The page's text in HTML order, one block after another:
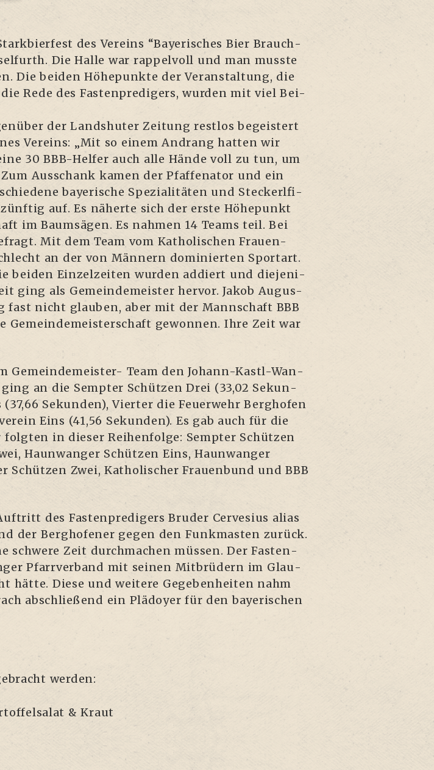
des Ver­eins “Baye­ri­sches Bier Brauch­
Die Hal­le war rap­pel­voll und man muss­te
Die bei­den Höhe­punk­te der Ver­an­stal­tung, die
Rede des Fas­ten­pre­di­gers, wur­den mit viel Bei­
der Lands­hu­ter Zei­tung rest­los begeis­tert
Ver­eins: „Mit so einem Andrang hat­ten wir
30 BBB-Hel­fer auch alle Hän­de voll zu tun, um
Aus­schank kamen der Pfaf­fe­na­tor und ein
baye­ri­sche Spe­zia­li­tä­ten und Ste­ckerl­fi­
auf. Es näher­te sich der ers­te Höhe­punkt
im Baum­sä­gen. Es nah­men 14 Teams teil. Bei
Mit dem Team vom Katho­li­schen Frau­en­
an der von Män­nern domi­nier­ten Sport­art.
bei­den Ein­zel­zei­ten wur­den addiert und die­je­ni­
ging als Gemein­de­meis­ter her­vor. Jakob Augus­
nicht glau­ben, aber mit der Mann­schaft BBB
Gemein­de­meis­ter­schaft gewon­nen. Ihre Zeit war
Gemein­de­meis­ter- Team den Johann-Kastl-Wan­
an die Semp­ter Schüt­zen Drei (33,02 Sekun­
Sekun­den), Vier­ter die Feu­er­wehr Berg­ho­fen
Eins (41,56 Sekun­den). Es gab auch für die
in die­ser Rei­hen­fol­ge: Semp­ter Schüt­zen
Haun­wan­ger Schüt­zen Eins, Haun­wan­ger
Schüt­zen Zwei, Katho­li­scher Frau­en­bund und BBB
des Fas­ten­pre­di­gers Bru­der Cer­ve­si­us ali­as
der Berg­ho­fe­ner gegen den Funk­mas­ten zurück.
schwe­re Zeit durch­ma­chen müs­sen. Der Fas­ten­
Pfarr­ver­band mit sei­nen Mit­brü­dern im Glau­
hät­te. Die­se und wei­te­re Gege­ben­hei­ten nahm
abschlie­ßend ein Plä­doy­er für den baye­ri­schen
werden:
& Kraut